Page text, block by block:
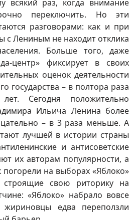
всякий раз, когда внимание
переключить. Но эти
разговорами: как и при
с Лениным не находит отклика
Больше того, даже
центр» фиксирует в своих
оценок деятельности
государства – в полтора раза
Сегодня положительно
Ильича Ленина более
– в 3 раза меньше. А
лучшей в истории страны
и антисоветские
их авторам популярности, а
погорели на выборах «Яблоко»
свою риторику на
«Яблоко» набрало вовсе
едва переползли